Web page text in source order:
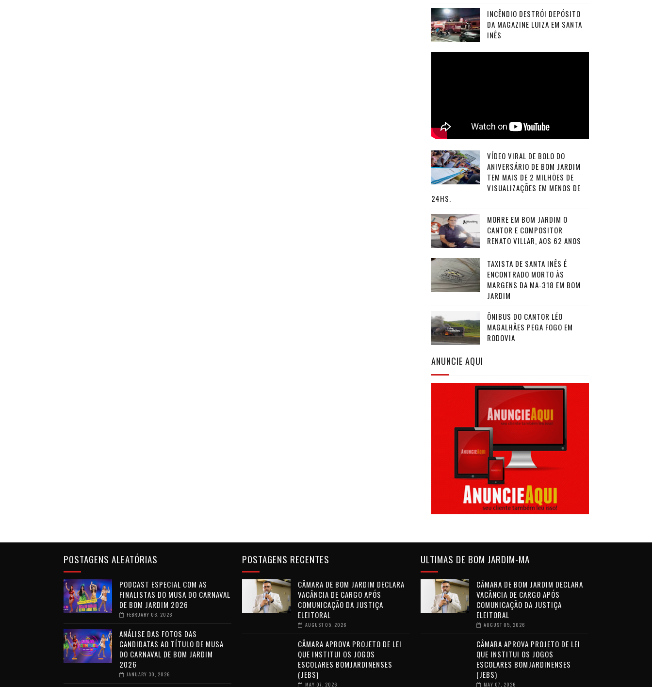
INCÊNDIO DESTRÓI DEPÓSITO
DA MAGAZINE LUIZA EM SANTA
INÊS
VÍDEO VIRAL DE BOLO DO
ANIVERSÁRIO DE BOM JARDIM
TEM MAIS DE 2 MILHÕES DE
VISUALIZAÇÕES EM MENOS DE
24HS.
MORRE EM BOM JARDIM O
CANTOR E COMPOSITOR
RENATO VILLAR, AOS 62 ANOS
TAXISTA DE SANTA INÊS É
ENCONTRADO MORTO ÀS
MARGENS DA MA-318 EM BOM
JARDIM
ÔNIBUS DO CANTOR LÉO
MAGALHÃES PEGA FOGO EM
RODOVIA
ANUNCIE AQUI
POSTAGENS ALEATÓRIAS
PODCAST ESPECIAL COM AS
FINALISTAS DO MUSA DO CARNAVAL
DE BOM JARDIM 2026
FEBRUARY 06, 2026
ANÁLISE DAS FOTOS DAS
CANDIDATAS AO TÍTULO DE MUSA
DO CARNAVAL DE BOM JARDIM
2026
JANUARY 30, 2026
POSTAGENS RECENTES
CÂMARA DE BOM JARDIM DECLARA
VACÂNCIA DE CARGO APÓS
COMUNICAÇÃO DA JUSTIÇA
ELEITORAL
AUGUST 05, 2026
CÂMARA APROVA PROJETO DE LEI
QUE INSTITUI OS JOGOS
ESCOLARES BOMJARDINENSES
(JEBS)
MAY 07, 2026
ULTIMAS DE BOM JARDIM-MA
CÂMARA DE BOM JARDIM DECLARA
VACÂNCIA DE CARGO APÓS
COMUNICAÇÃO DA JUSTIÇA
ELEITORAL
AUGUST 05, 2026
CÂMARA APROVA PROJETO DE LEI
QUE INSTITUI OS JOGOS
ESCOLARES BOMJARDINENSES
(JEBS)
MAY 07, 2026